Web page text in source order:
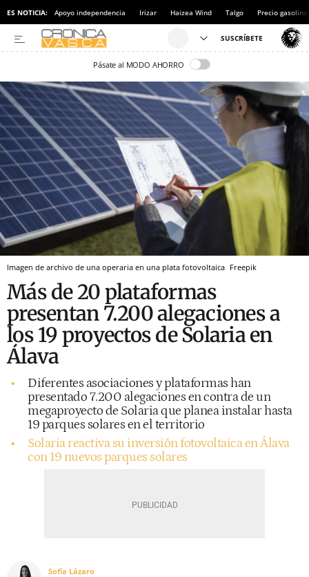
ES NOTICIA: Apoyo independencia Irizar Haizea Wind Talgo Precio gasolina
Pásate al MODO AHORRO
Imagen de archivo de una operaria en una plata fotovoltaica Freepik
Más de 20 plataformas
presentan 7.200 alegaciones a
los 19 proyectos de Solaria en
Álava
Diferentes asociaciones y plataformas han
presentado 7.200 alegaciones en contra de un
megaproyecto de Solaria que planea instalar hasta
19 parques solares en el territorio
Solaria reactiva su inversión fotovoltaica en Álava
con 19 nuevos parques solares
Sofía Lázaro